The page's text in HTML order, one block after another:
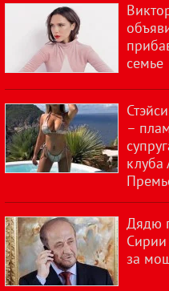
семье
–
клуба
Дядю
Сирии
за